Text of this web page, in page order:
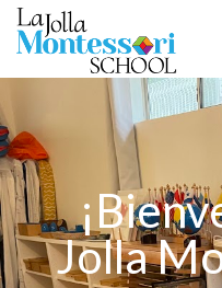
Jolla